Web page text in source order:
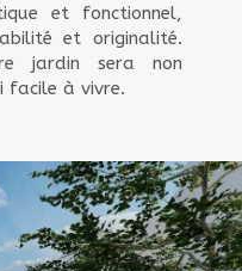
et fonctionnel,
et originalité.
jardin sera non
facile à vivre.